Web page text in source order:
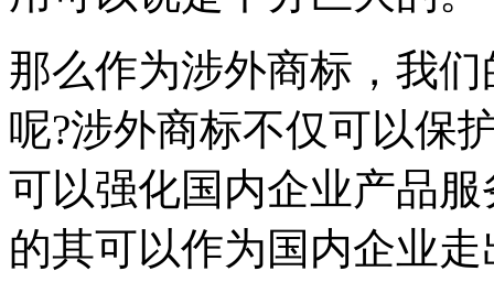
那么作为涉外商标，我
呢?涉外商标不仅可以保
可以强化国内企业产品
的其可以作为国内企业